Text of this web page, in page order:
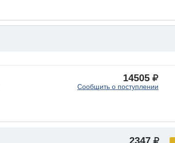
14505
Сообщить о поступлении
2347